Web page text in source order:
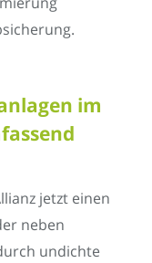
im
jetzt einen
neben
undichte